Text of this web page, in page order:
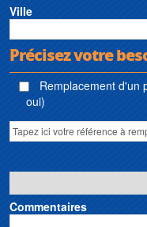
Ville
Précisez votre
Remplacement d'un
oui)
Commentaires